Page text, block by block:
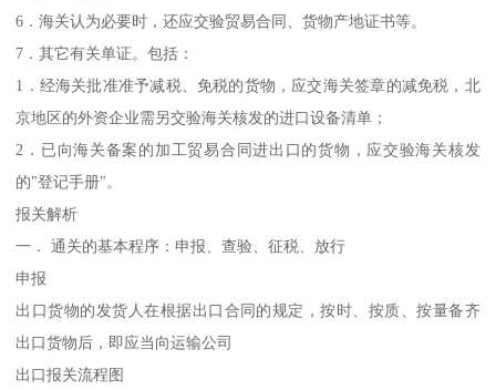
6．海关认为必要时，还应交验贸易合同、货物产地证书等。
7．其它有关单证。包括：
1．经海关批准准予减税、免税的货物，应交海关签章的减免税，北
京地区的外资企业需另交验海关核发的进口设备清单；
2．已向海关备案的加工贸易合同进出口的货物，应交验海关核发
的"登记手册"。
报关解析
一． 通关的基本程序：申报、查验、征税、放行
申报
出口货物的发货人在根据出口合同的规定，按时、按质、按量备齐
出口货物后，即应当向运输公司
出口报关流程图